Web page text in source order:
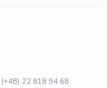
(+48) 22 818 94 68